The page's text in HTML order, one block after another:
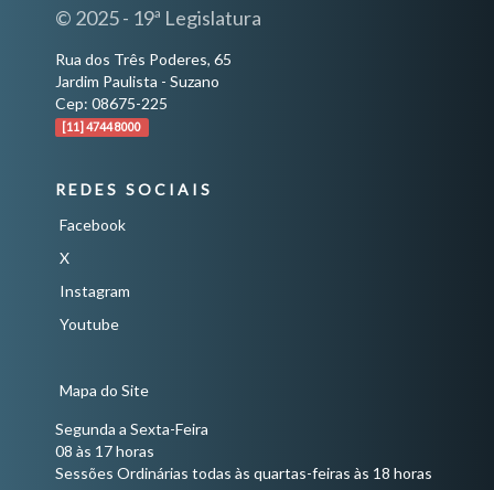
© 2025 - 19ª Legislatura
Rua dos Três Poderes, 65
Jardim Paulista - Suzano
Cep: 08675-225
[11] 4744 8000
REDES SOCIAIS
Facebook
X
Instagram
Youtube
Mapa do Site
Segunda a Sexta-Feira
08 às 17 horas
Sessões Ordinárias todas às quartas-feiras às 18 horas